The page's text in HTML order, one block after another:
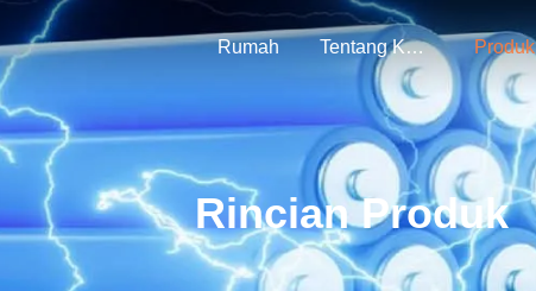
Rumah Tentang Kami Produk
Rincian Produk